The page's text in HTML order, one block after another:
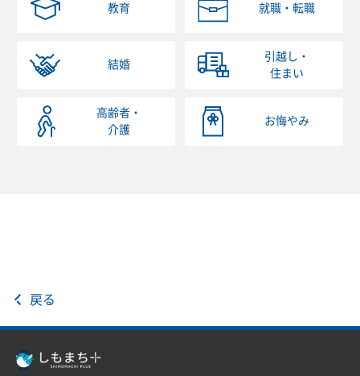
教育 就職・転職
結婚
引越し・
住まい
高齢者・
介護
お悔やみ
戻る